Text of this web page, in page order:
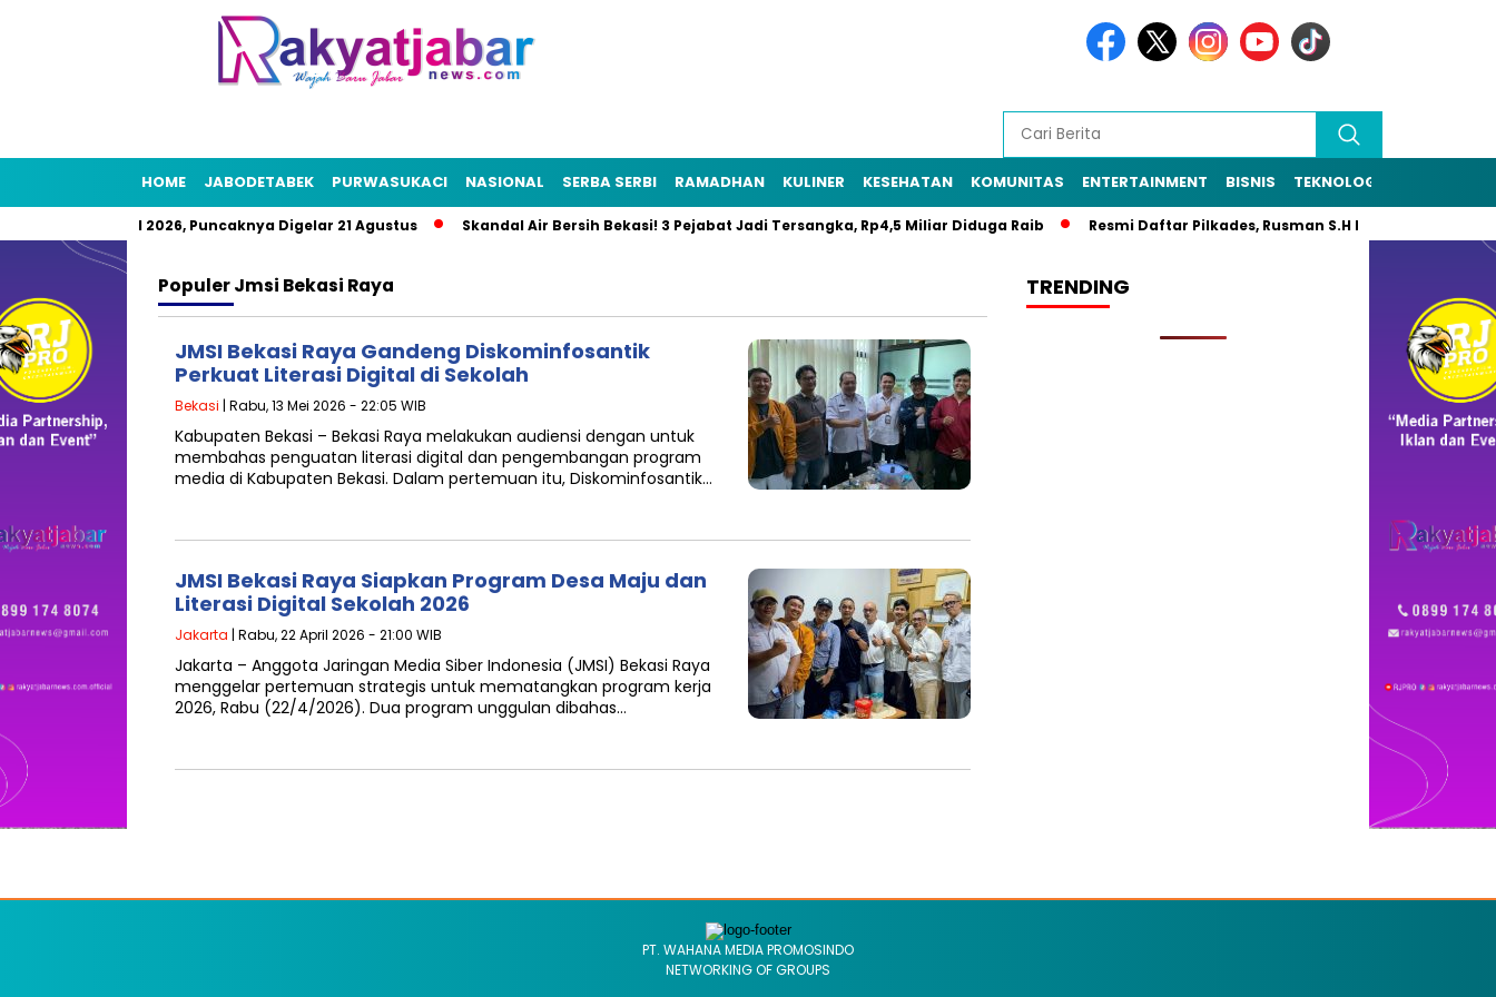
HOME JABODETABEK PURWASUKACI NASIONAL SERBA SERBI RAMADHAN KULINER KESEHATAN KOMUNITAS ENTERTAINMENT BISNIS TEKNOLOGI
Rakyat HUT RI 2026, Puncaknya Digelar 21 Agustus Skandal Air Bersih Bekasi! 3 Pejabat Jadi Tersangka, Rp4,5 Miliar Diduga Raib Resmi Daftar Pilkades, Rusman S.H Diantar Sekitar
PopulerJmsi Bekasi Raya
JMSI Bekasi Raya Gandeng Diskominfosantik
Perkuat Literasi Digital di Sekolah
Bekasi | Rabu, 13 Mei 2026 - 22:05 WIB
Kabupaten Bekasi – Bekasi Raya melakukan audiensi dengan untuk
membahas penguatan literasi digital dan pengembangan program
media di Kabupaten Bekasi. Dalam pertemuan itu, Diskominfosantik…
JMSI Bekasi Raya Siapkan Program Desa Maju dan
Literasi Digital Sekolah 2026
Jakarta | Rabu, 22 April 2026 - 21:00 WIB
Jakarta – Anggota Jaringan Media Siber Indonesia (JMSI) Bekasi Raya
menggelar pertemuan strategis untuk mematangkan program kerja
2026, Rabu (22/4/2026). Dua program unggulan dibahas…
TRENDING
PT. WAHANA MEDIA PROMOSINDO
NETWORKING OF GROUPS